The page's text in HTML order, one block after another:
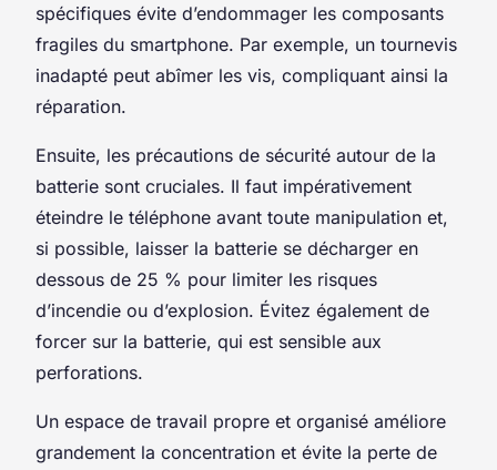
spécifiques évite d’endommager les composants
fragiles du smartphone. Par exemple, un tournevis
inadapté peut abîmer les vis, compliquant ainsi la
réparation.
Ensuite, les précautions de sécurité autour de la
batterie sont cruciales. Il faut impérativement
éteindre le téléphone avant toute manipulation et,
si possible, laisser la batterie se décharger en
dessous de 25 % pour limiter les risques
d’incendie ou d’explosion. Évitez également de
forcer sur la batterie, qui est sensible aux
perforations.
Un espace de travail propre et organisé améliore
grandement la concentration et évite la perte de